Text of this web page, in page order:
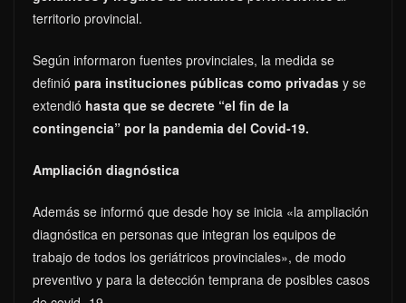
territorio provincial.
Según informaron fuentes provinciales, la medida se
definió para instituciones públicas como privadas y se
extendió hasta que se decrete “el fin de la
contingencia” por la pandemia del Covid-19.
Ampliación diagnóstica
Además se informó que desde hoy se inicia «la ampliación
diagnóstica en personas que integran los equipos de
trabajo de todos los geriátricos provinciales», de modo
preventivo y para la detección temprana de posibles casos